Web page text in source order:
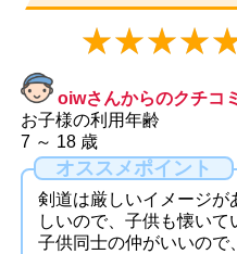
oiwさんからのクチコミ
お子様の利用年齢
7 ～ 18 歳
オススメポイント
剣道は厳しいイメージが
しいので、子供も懐いて
子供同士の仲がいいので